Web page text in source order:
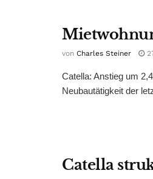
von Charles Steiner
Catella: Anstieg um
Neubautätigkeit der
Catella